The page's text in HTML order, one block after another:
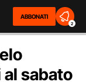
ABBONATI
2
sabato